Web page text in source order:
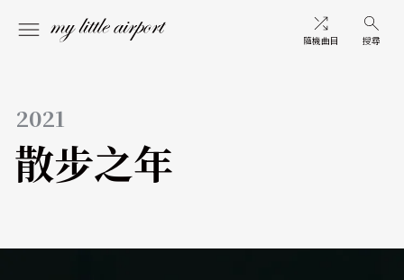
隨機曲目 搜尋
2021
散步之年